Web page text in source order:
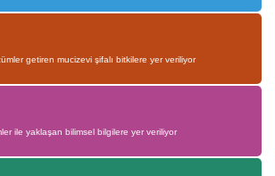
getiren mucizevi şifalı bitkilere yer veriliyor
ile yaklaşan bilimsel bilgilere yer veriliyor